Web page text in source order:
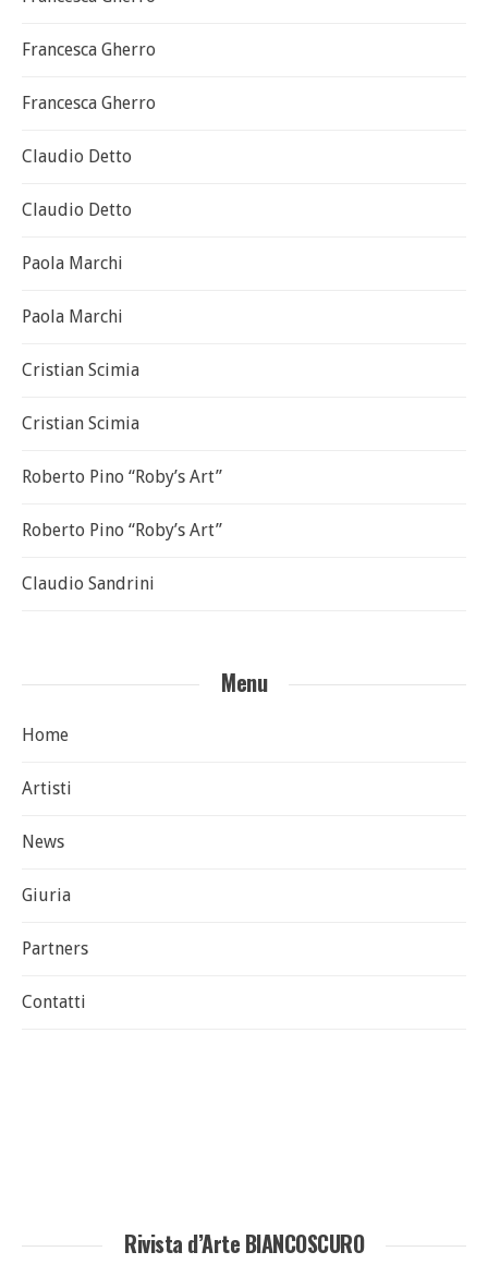
Francesca Gherro
Francesca Gherro
Claudio Detto
Claudio Detto
Paola Marchi
Paola Marchi
Cristian Scimia
Cristian Scimia
Roberto Pino “Roby’s Art”
Roberto Pino “Roby’s Art”
Claudio Sandrini
Menu
Home
Artisti
News
Giuria
Partners
Contatti
Rivista d’Arte BIANCOSCURO